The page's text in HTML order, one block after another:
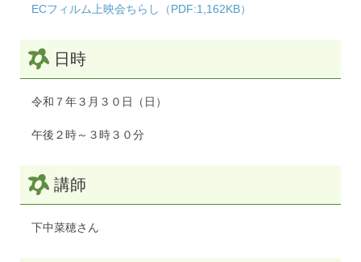
ECフィルム上映会ちらし（PDF:1,162KB）
日時
令和７年３月３０日（日）
午後２時～３時３０分
講師
下中菜穂さん